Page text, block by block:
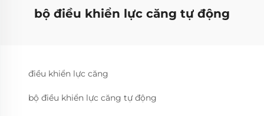
bộ điều khiển lực căng tự động
điều khiển lực căng
bộ điều khiển lực căng tự động